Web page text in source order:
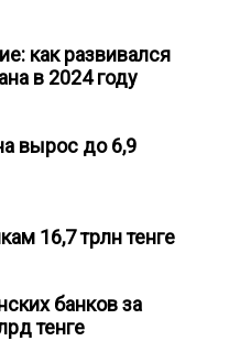
как развивался
в 2024 году
вырос до 6,9
16,7 трлн тенге
банков за
тенге